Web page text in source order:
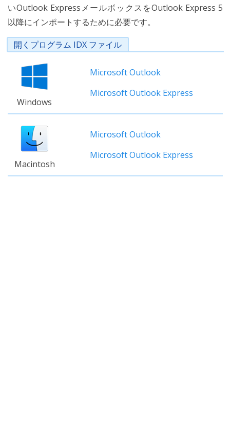
いOutlook ExpressメールボックスをOutlook Express 5
以降にインポートするために必要です。
開くプログラム IDX ファイル
Windows
Microsoft Outlook
Microsoft Outlook Express
Macintosh
Microsoft Outlook
Microsoft Outlook Express